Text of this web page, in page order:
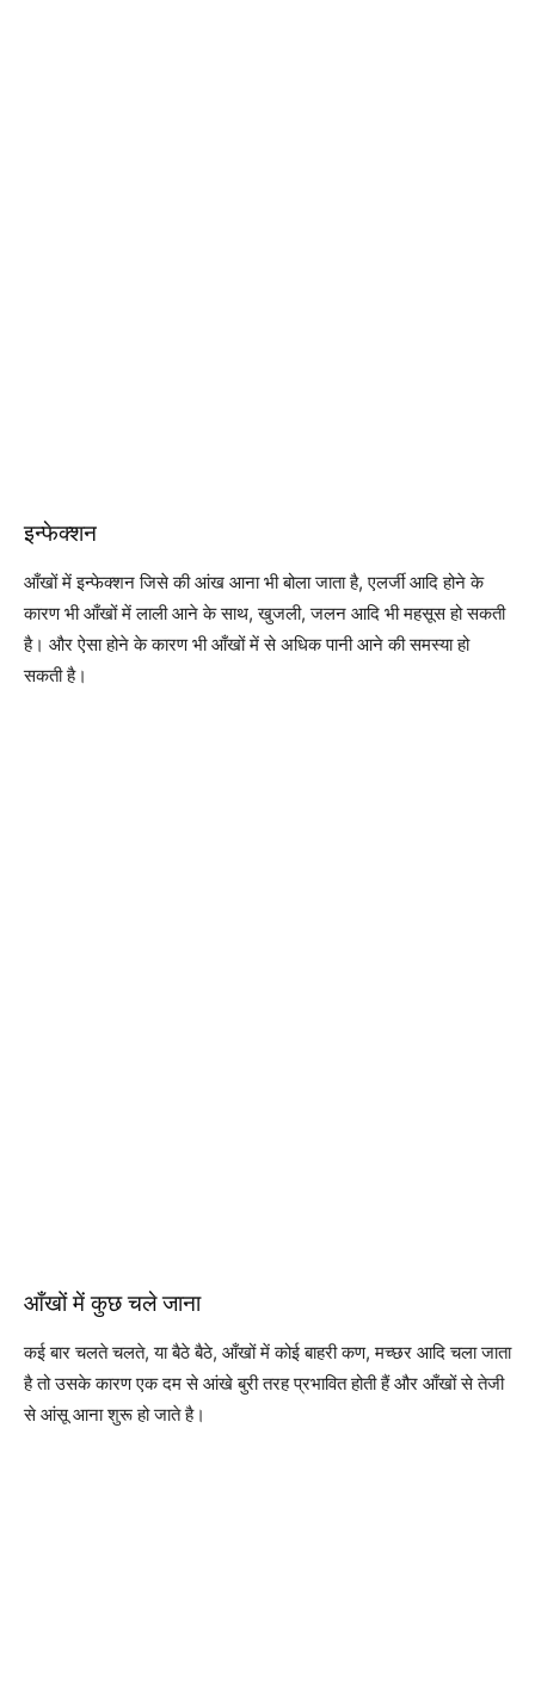
इन्फेक्शन
आँखों में इन्फेक्शन जिसे की आंख आना भी बोला जाता है, एलर्जी आदि होने के
कारण भी आँखों में लाली आने के साथ, खुजली, जलन आदि भी महसूस हो सकती
है। और ऐसा होने के कारण भी आँखों में से अधिक पानी आने की समस्या हो
सकती है।
आँखों में कुछ चले जाना
कई बार चलते चलते, या बैठे बैठे, आँखों में कोई बाहरी कण, मच्छर आदि चला जाता
है तो उसके कारण एक दम से आंखे बुरी तरह प्रभावित होती हैं और आँखों से तेजी
से आंसू आना शुरू हो जाते है।